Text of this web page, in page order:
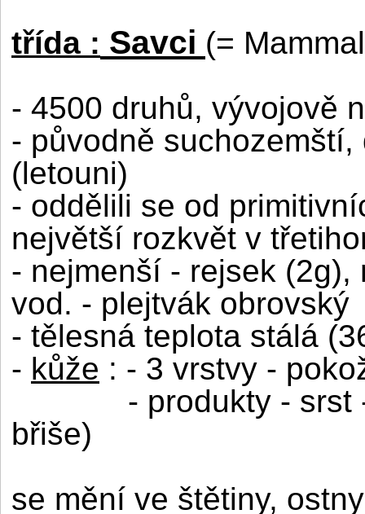
třída : Savci (=
- 4500 druhů, vývojově
- původně
(letouni)
- oddělili se od
největší rozkvět v
- nejmenší - rejsek
vod. - plejtvák obrovský
- tělesná teplota stálá
- kůže : - 3 vrstvy -
- produkty - srst
břiše)
se mění ve štětiny, ostny